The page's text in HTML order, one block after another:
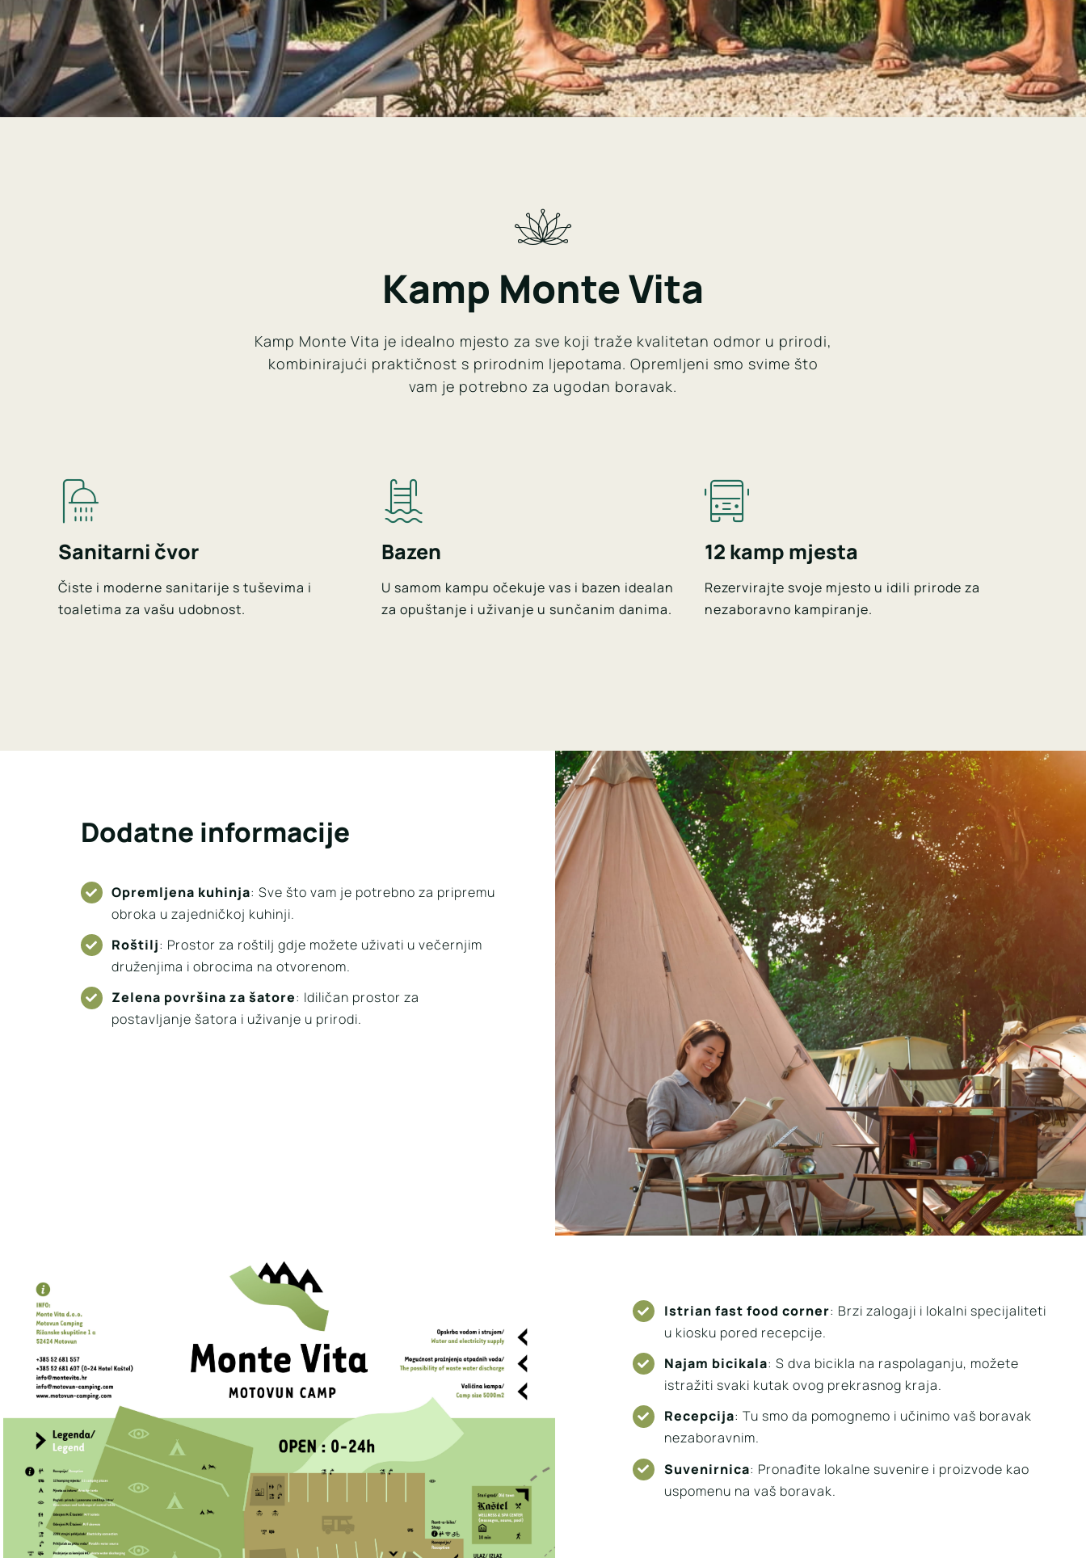
Kamp Monte Vita
Kamp Monte Vita je idealno mjesto za sve koji traže kvalitetan odmor u prirodi,
kombinirajući praktičnost s prirodnim ljepotama. Opremljeni smo svime što
vam je potrebno za ugodan boravak.
Sanitarni čvor
Čiste i moderne sanitarije s tuševima i
toaletima za vašu udobnost.
Bazen
U samom kampu očekuje vas i bazen idealan
za opuštanje i uživanje u sunčanim danima.
12 kamp mjesta
Rezervirajte svoje mjesto u idili prirode za
nezaboravno kampiranje.
Dodatne informacije
Opremljena kuhinja: Sve što vam je potrebno za pripremu
obroka u zajedničkoj kuhinji.
Roštilj: Prostor za roštilj gdje možete uživati u večernjim
druženjima i obrocima na otvorenom.
Zelena površina za šatore: Idiličan prostor za
postavljanje šatora i uživanje u prirodi.
Istrian fast food corner: Brzi zalogaji i lokalni specijaliteti
u kiosku pored recepcije.
Najam bicikala: S dva bicikla na raspolaganju, možete
istražiti svaki kutak ovog prekrasnog kraja.
Recepcija: Tu smo da pomognemo i učinimo vaš boravak
nezaboravnim.
Suvenirnica: Pronađite lokalne suvenire i proizvode kao
uspomenu na vaš boravak.